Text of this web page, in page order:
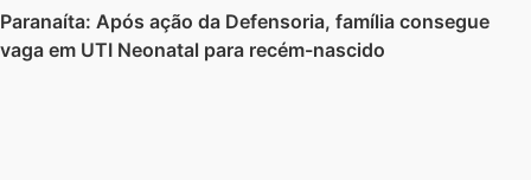
Paranaíta: Após ação da Defensoria, família consegue
vaga em UTI Neonatal para recém-nascido